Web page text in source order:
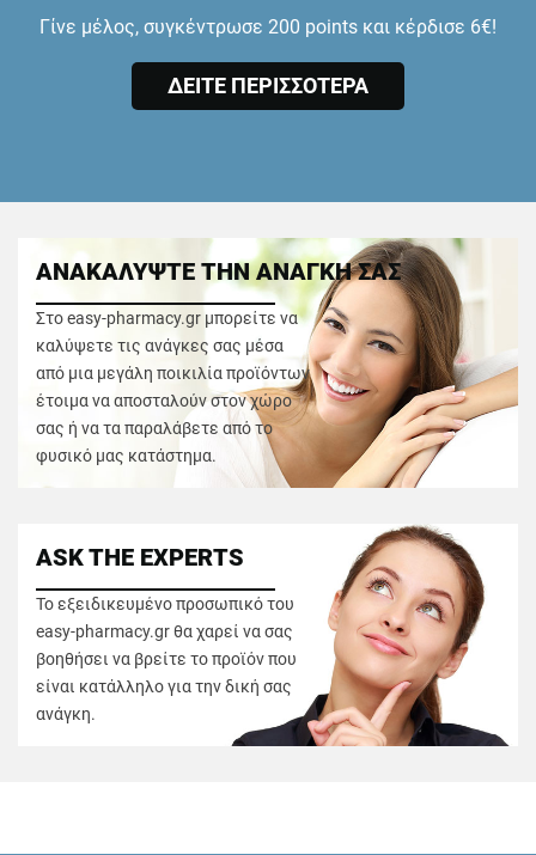
Γίνε μέλος, συγκέντρωσε 200 points και κέρδισε 6€!
ΔΕΙΤΕ ΠΕΡΙΣΣΟΤΕΡΑ
ΑΝΑΚΑΛΥΨΤΕ ΤΗΝ ΑΝΑΓΚΗ ΣΑΣ
Στο easy-pharmacy.gr μπορείτε να
καλύψετε τις ανάγκες σας μέσα
από μια μεγάλη ποικιλία προϊόντων
έτοιμα να αποσταλούν στον χώρο
σας ή να τα παραλάβετε από το
φυσικό μας κατάστημα.
ASK THE EXPERTS
Το εξειδικευμένο προσωπικό του
easy-pharmacy.gr θα χαρεί να σας
βοηθήσει να βρείτε το προϊόν που
είναι κατάλληλο για την δική σας
ανάγκη.